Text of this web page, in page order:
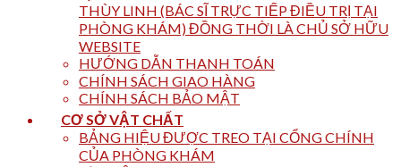
THÙY LINH (BÁC SĨ TRỰC TIẾP ĐIỀU TRỊ TẠI
PHÒNG KHÁM) ĐỒNG THỜI LÀ CHỦ SỞ HỮU
WEBSITE
HƯỚNG DẪN THANH TOÁN
CHÍNH SÁCH GIAO HÀNG
CHÍNH SÁCH BẢO MẬT
CƠ SỞ VẬT CHẤT
BẢNG HIỆU ĐƯỢC TREO TẠI CỔNG CHÍNH
CỦA PHÒNG KHÁM